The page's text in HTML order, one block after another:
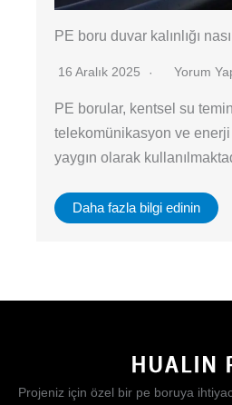
PE boru duvar kalınlığı
16 Aralık 2025 Yorum
PE borular, kentsel su
telekomünikasyon ve enerji
yaygın olarak
Daha fazla bilgi edinin
Projeniz için özel bir pe boruya